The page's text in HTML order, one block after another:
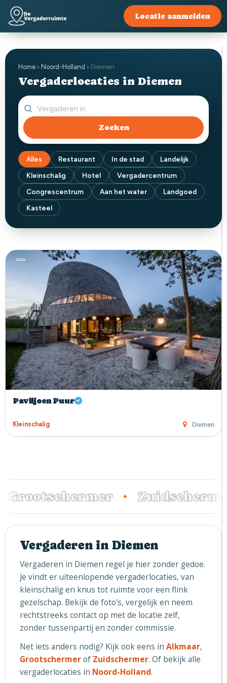
Locatie aanmelden
Home › Noord-Holland › Diemen
Vergaderlocaties in Diemen
Zoeken
Alles Restaurant In de stad
Landelijk
Kleinschalig
Hotel
Vergadercentrum
Congrescentrum
Aan het water
Landgoed
Kasteel
Paviljoen Puur
Kleinschalig Diemen
Grootschermer ✦
Vergaderen in Diemen
Vergaderen in Diemen regel je hier zonder gedoe.
Je vindt er uiteenlopende vergaderlocaties, van
kleinschalig en knus tot ruimte voor een flink
gezelschap. Bekijk de foto's, vergelijk en neem
rechtstreeks contact op met de locatie zelf,
zonder tussenpartij en zonder commissie.
Net iets anders nodig? Kijk ook eens in Alkmaar,
Grootschermerof Zuidschermer. Of bekijk alle
vergaderlocaties in Noord-Holland.